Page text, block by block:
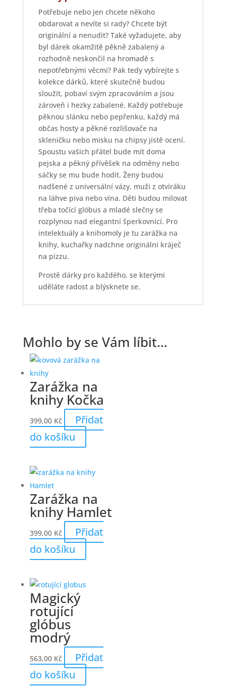
Potřebuje nebo jen chcete někoho
obdarovat a nevíte si rady? Chcete být
originální a nenudit? Také vyžadujete, aby
byl dárek okamžitě pěkně zabalený a
rozhodně neskončil na hromadě s
nepotřebnými věcmi? Pak tedy vybírejte s
kolekce dárků, které skutečně budou
sloužit, pobaví svým zpracováním a jsou
zároveň i hezky zabalené. Každý potřebuje
pěknou slánku nebo pepřenku, každý má
občas hosty a pěkné rozlišovače na
skleničku nebo misku na chipsy jistě ocení.
Spoustu vašich přátel bude mít doma
pejska a pěkný přívěšek na odměny nebo
sáčky se mu bude hodit. Ženy budou
nadšené z universální vázy, muži z otvíráku
na láhve piva nebo vína. Děti budou milovat
třeba točící glóbus a mladé slečny se
rozplynou nad elegantní šperkovnicí. Pro
intelektuály a knihomoly je tu zarážka na
knihy, kuchařky nadchne originálni kráječ
na pizzu.
Prostě dárky pro každého, se kterými
uděláte radost a blýsknete se.
Mohlo by se Vám líbit…
Zarážka na
knihy Kočka
399,00 Kč
Přidat
do košíku
Zarážka na
knihy Hamlet
399,00 Kč
Přidat
do košíku
Magický
rotující
glóbus
modrý
563,00 Kč
Přidat
do košíku